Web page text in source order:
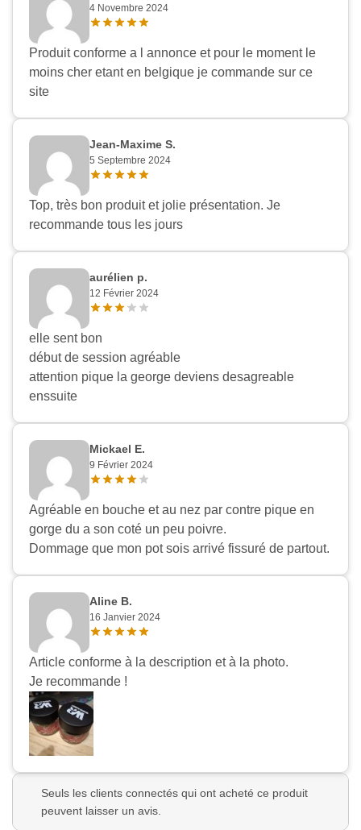
4 Novembre 2024
Produit conforme a l annonce et pour le moment le
moins cher etant en belgique je commande sur ce
site
Jean-Maxime S.
5 Septembre 2024
Top, très bon produit et jolie présentation. Je
recommande tous les jours
aurélien p.
12 Février 2024
elle sent bon
début de session agréable
attention pique la george deviens desagreable
enssuite
Mickael E.
9 Février 2024
Agréable en bouche et au nez par contre pique en
gorge du a son coté un peu poivre.
Dommage que mon pot sois arrivé fissuré de partout.
Aline B.
16 Janvier 2024
Article conforme à la description et à la photo.
Je recommande !
Seuls les clients connectés qui ont acheté ce produit
peuvent laisser un avis.